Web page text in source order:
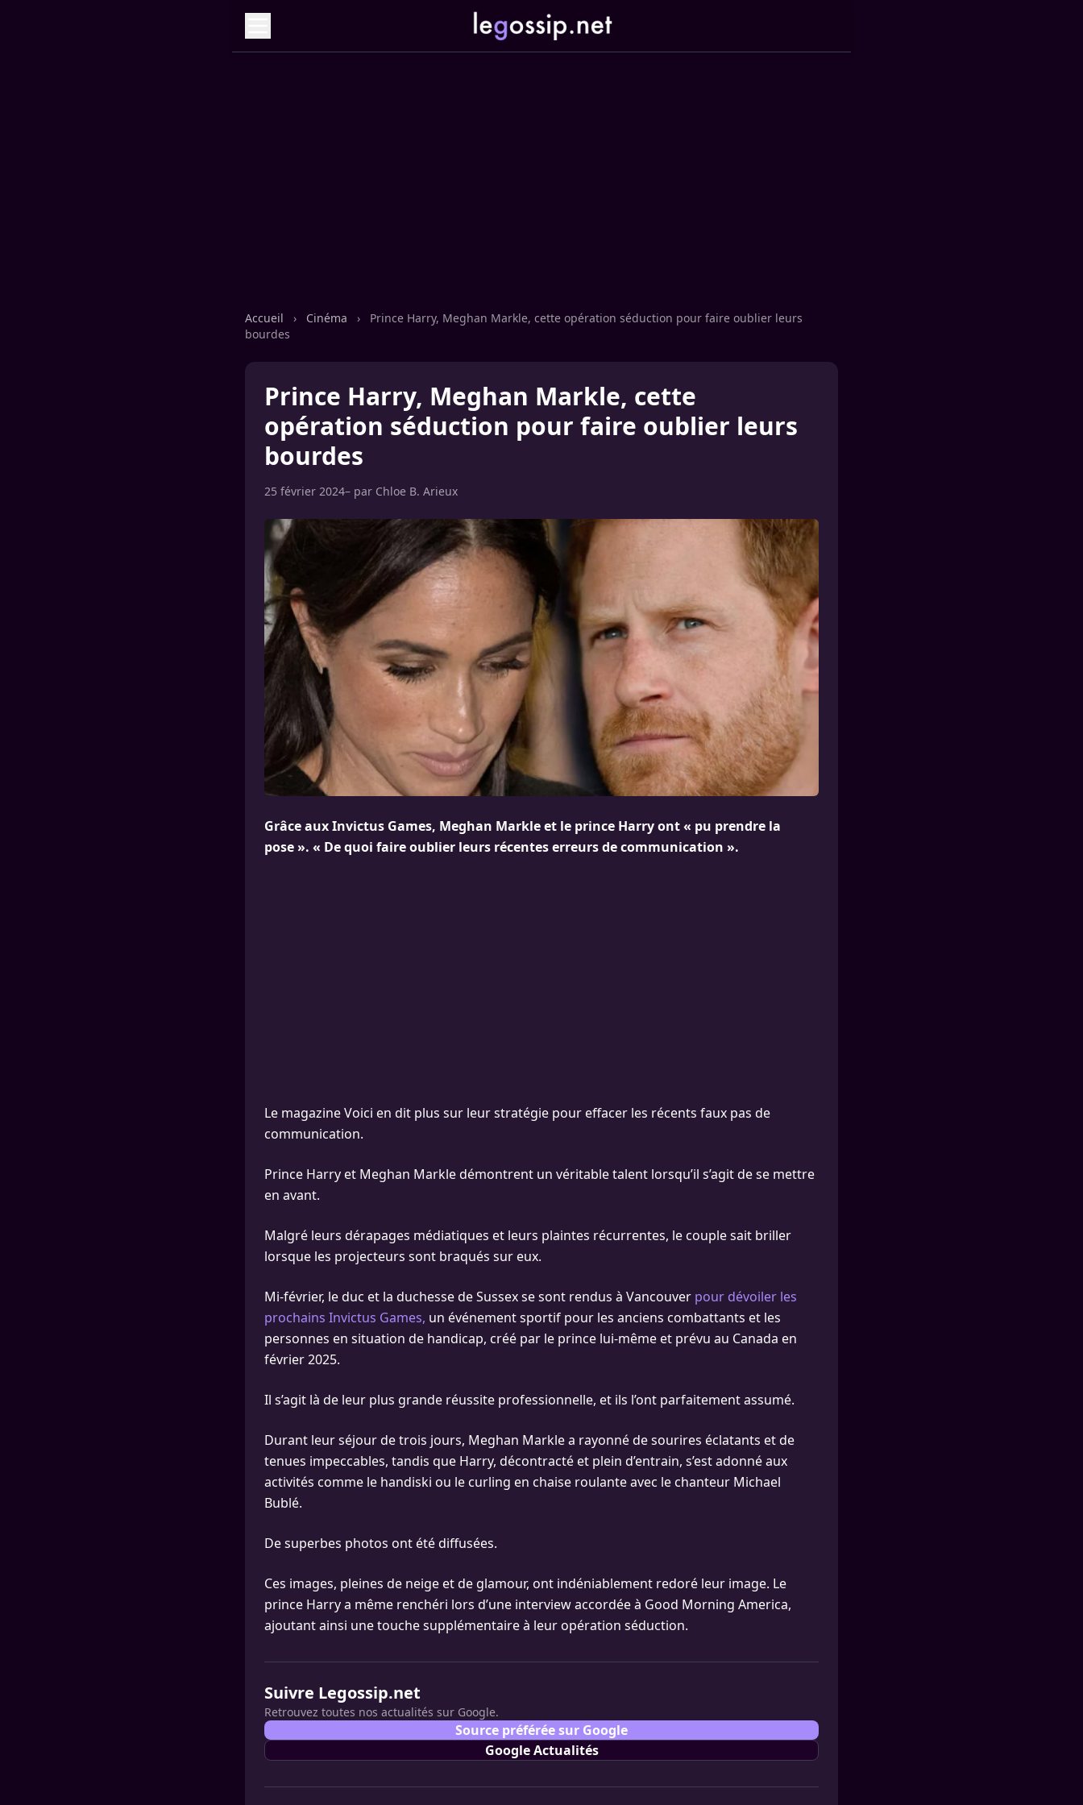
Accueil › Cinéma ›
Prince Harry, Meghan Markle, cette opération séduction pour faire oublier leurs
bourdes
Prince Harry, Meghan Markle, cette
opération séduction pour faire oublier leurs
bourdes
25 février 2024– par Chloe B. Arieux
Grâce aux Invictus Games, Meghan Markle et le prince Harry ont « pu prendre la
pose ». « De quoi faire oublier leurs récentes erreurs de communication ».
Le magazine Voici en dit plus sur leur stratégie pour effacer les récents faux pas de
communication.
Prince Harry et Meghan Markle démontrent un véritable talent lorsqu’il s’agit de se mettre
en avant.
Malgré leurs dérapages médiatiques et leurs plaintes récurrentes, le couple sait briller
lorsque les projecteurs sont braqués sur eux.
Mi-février, le duc et la duchesse de Sussex se sont rendus à Vancouver pour dévoiler les
prochains Invictus Games, un événement sportif pour les anciens combattants et les
personnes en situation de handicap, créé par le prince lui-même et prévu au Canada en
février 2025.
Il s’agit là de leur plus grande réussite professionnelle, et ils l’ont parfaitement assumé.
Durant leur séjour de trois jours, Meghan Markle a rayonné de sourires éclatants et de
tenues impeccables, tandis que Harry, décontracté et plein d’entrain, s’est adonné aux
activités comme le handiski ou le curling en chaise roulante avec le chanteur Michael
Bublé.
De superbes photos ont été diffusées.
Ces images, pleines de neige et de glamour, ont indéniablement redoré leur image. Le
prince Harry a même renchéri lors d’une interview accordée à Good Morning America,
ajoutant ainsi une touche supplémentaire à leur opération séduction.
Suivre Legossip.net
Retrouvez toutes nos actualités sur Google.
Source préférée sur Google
Google Actualités